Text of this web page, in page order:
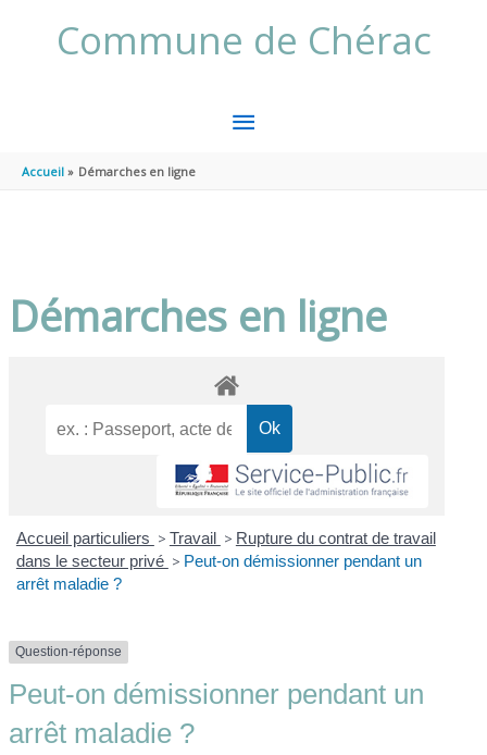
Commune de Chérac
MENU
Accueil Démarches en ligne
Démarches en ligne
Accueil particuliers > Travail > Rupture du contrat de travail
dans le secteur privé > Peut-on démissionner pendant un
arrêt maladie ?
Question-réponse
Peut-on démissionner pendant un
arrêt maladie ?